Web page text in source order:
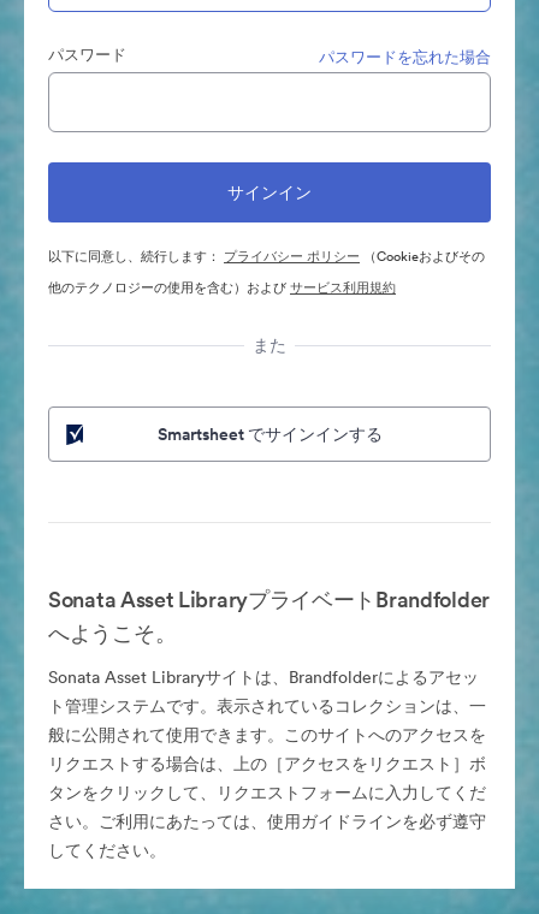
パスワード パスワードを忘れた場合
以下に同意し、続行します： プライバシー ポリシー （Cookieおよびその
他のテクノロジーの使用を含む）およびサービス利用規約
また
Smartsheet でサインインする
Sonata Asset LibraryプライベートBrandfolder
へようこそ。
Sonata Asset Libraryサイトは、Brandfolderによるアセッ
ト管理システムです。表示されているコレクションは、一
般に公開されて使用できます。このサイトへのアクセスを
リクエストする場合は、上の［アクセスをリクエスト］ボ
タンをクリックして、リクエストフォームに入力してくだ
さい。ご利用にあたっては、使用ガイドラインを必ず遵守
してください。